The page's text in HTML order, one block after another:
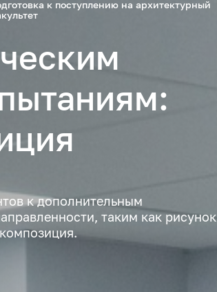
к поступлению на архитектурный
к дополнительным
таким как рисунок